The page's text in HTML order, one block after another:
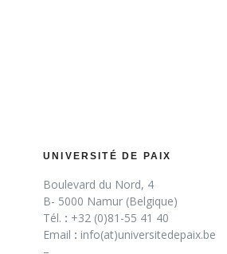
UNIVERSITÉ DE PAIX
Boulevard du Nord, 4
B- 5000 Namur (Belgique)
Tél. : +32 (0)81-55 41 40
Email : info(at)universitedepaix.be